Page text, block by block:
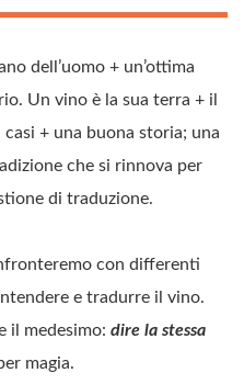
dell’uomo + un’ottima
Un vino è la sua terra + il
+ una buona storia; una
che si rinnova per
di traduzione.
con differenti
e tradurre il vino.
il medesimo: dire la stessa
magia.